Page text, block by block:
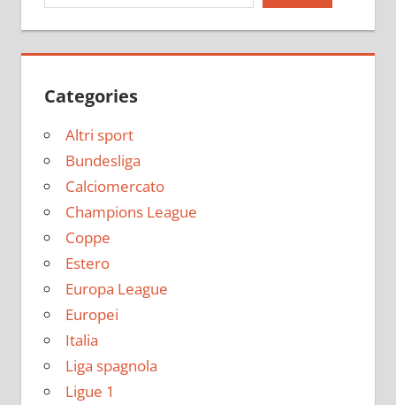
Categories
Altri sport
Bundesliga
Calciomercato
Champions League
Coppe
Estero
Europa League
Europei
Italia
Liga spagnola
Ligue 1